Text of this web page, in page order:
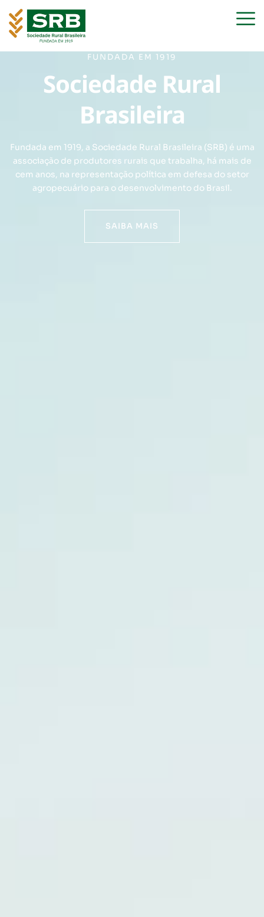
FUNDADA EM 1919
Sociedade Rural
Brasileira
Fundada em 1919, a Sociedade Rural Brasileira (SRB) é uma
associação de produtores rurais que trabalha, há mais de
cem anos, na representação política em defesa do setor
agropecuário para o desenvolvimento do Brasil.
SAIBA MAIS